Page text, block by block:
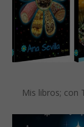
Mis libros; con